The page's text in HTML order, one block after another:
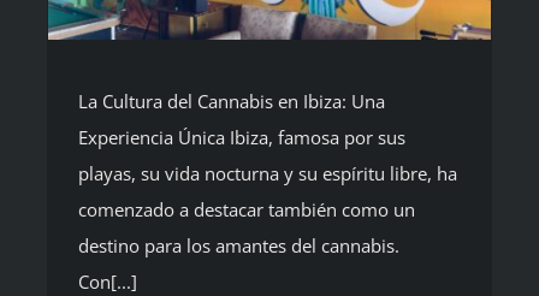
La Cultura del Cannabis en Ibiza: Una
Experiencia Única Ibiza, famosa por sus
playas, su vida nocturna y su espíritu libre, ha
comenzado a destacar también como un
destino para los amantes del cannabis.
Con[...]